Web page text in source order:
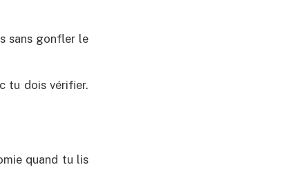
sans gonfler le
tu dois vérifier.
quand tu lis